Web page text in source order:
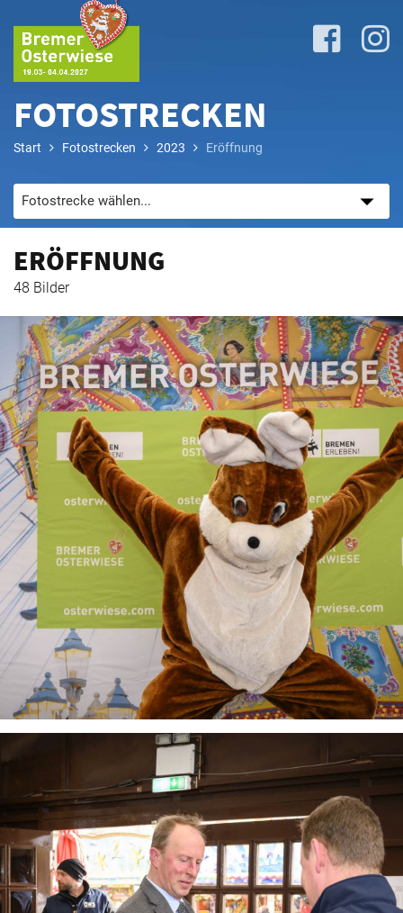
Anreise
P+R
Programm
FOTOSTRECKEN
Start Fotostrecken 2023 Eröffnung
ERÖFFNUNG
48 Bilder